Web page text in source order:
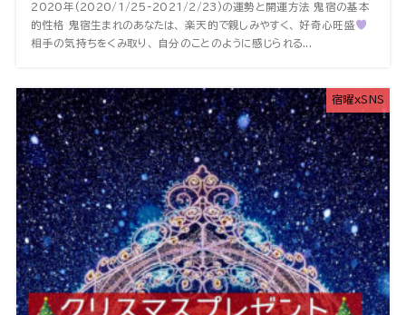
2020年(2020/1/25-2021/2/23)の運勢と開運方法 鬼宿の基本
的性格 鬼宿生まれのあなたは、 楽天的で親しみやすく、 好奇心旺盛
相手の気持ちをくみ取り、 自分のことのように感じられる...
宿曜xSNS